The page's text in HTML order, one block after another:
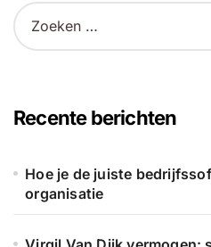
Z
o
n
n
a
Recente berichten
Hoe je de juiste
organisatie